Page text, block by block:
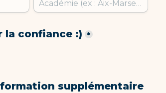
la confiance :) *
supplémentaire